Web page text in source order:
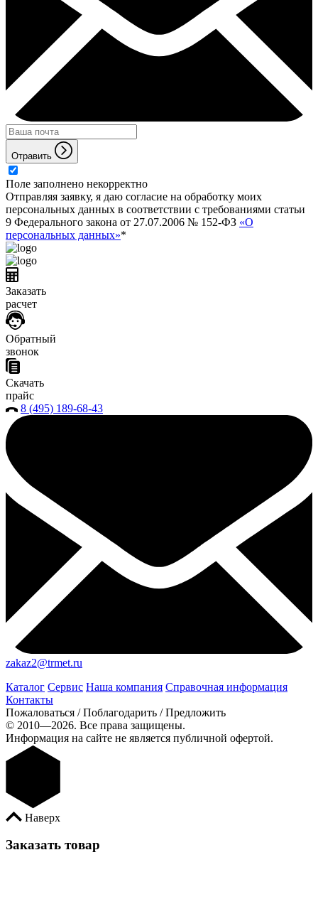
Отравить
Поле заполнено некорректно
Отправляя заявку, я даю согласие на обработку моих
персональных данных в соответствии с требованиями статьи
9 Федерального закона от 27.07.2006 № 152-ФЗ «О
персональных данных»*
Заказать
расчет
Обратный
звонок
Скачать
прайс
8 (495) 189-68-43
zakaz2@trmet.ru
Каталог Сервис Наша компания Справочная информация
Контакты
Пожаловаться / Поблагодарить / Предложить
© 2010—2026. Все права защищены.
Информация на сайте не является публичной офертой.
Наверх
Заказать товар